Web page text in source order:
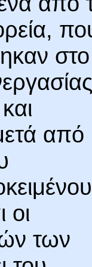
στο
από
οι
των